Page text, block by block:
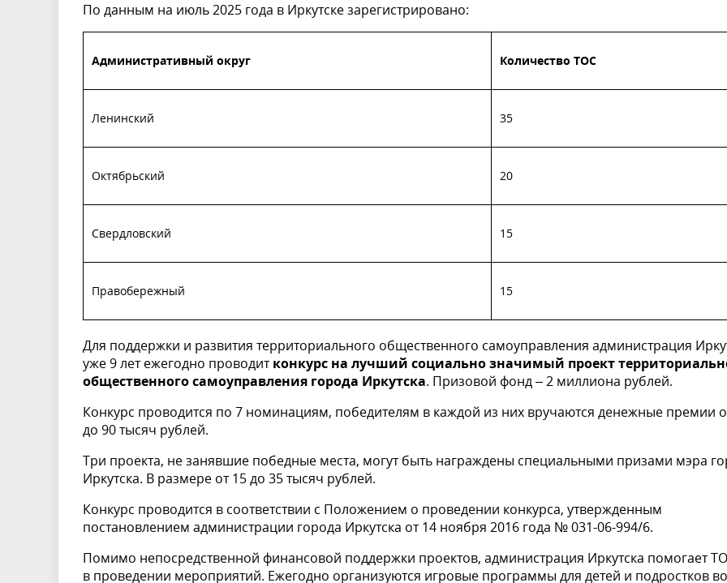
По данным на июль 2025 года в Иркутске зарегистрировано:
Административный округ Количество ТОС
Ленинский 35
Октябрьский 20
Свердловский 15
Правобережный 15
Для поддержки и развития территориального общественного самоуправления администрация
уже 9 лет ежегодно проводитконкурс на лучший социально значимый проект
общественного самоуправления города Иркутска. Призовой фонд – 2 миллиона рублей.
Конкурс проводится по 7 номинациям, победителям в каждой из них вручаются денежные премии
до 90 тысяч рублей.
Три проекта, не занявшие победные места, могут быть награждены специальными призами мэра
Иркутска. В размере от 15 до 35 тысяч рублей.
Конкурс проводится в соответствии с Положением о проведении конкурса, утвержденным
постановлением администрации города Иркутска от 14 ноября 2016 года № 031-06-994/6.
Помимо непосредственной финансовой поддержки проектов, администрация Иркутска помогает
в проведении мероприятий. Ежегодно организуются игровые программы для детей и подростков во